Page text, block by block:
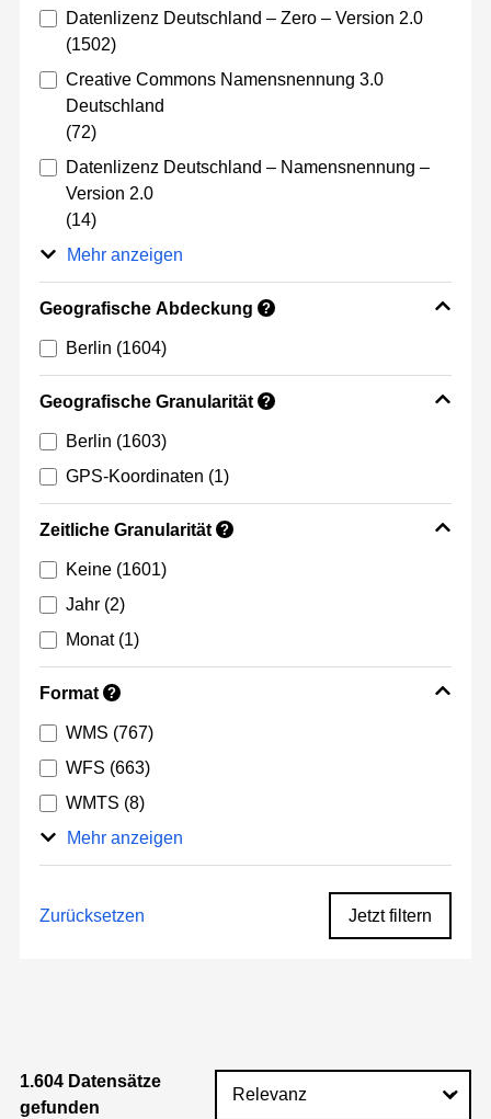
Datenlizenz Deutschland – Zero – Version 2.0
(1502)
Creative Commons Namensnennung 3.0
Deutschland
(72)
Datenlizenz Deutschland – Namensnennung –
Version 2.0
(14)
Mehr anzeigen
Geografische Abdeckung ?
Berlin (1604)
Geografische Granularität ?
Berlin (1603)
GPS-Koordinaten (1)
Zeitliche Granularität ?
Keine (1601)
Jahr (2)
Monat (1)
Format ?
WMS (767)
WFS (663)
WMTS (8)
Mehr anzeigen
Zurücksetzen Jetzt filtern
1.604 Datensätze
gefunden